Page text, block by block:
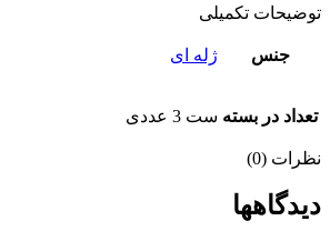
توضیحات تکمیلی
جنس ژله ای
تعداد در بسته ست 3 عددی
نظرات (0)
دیدگاهها